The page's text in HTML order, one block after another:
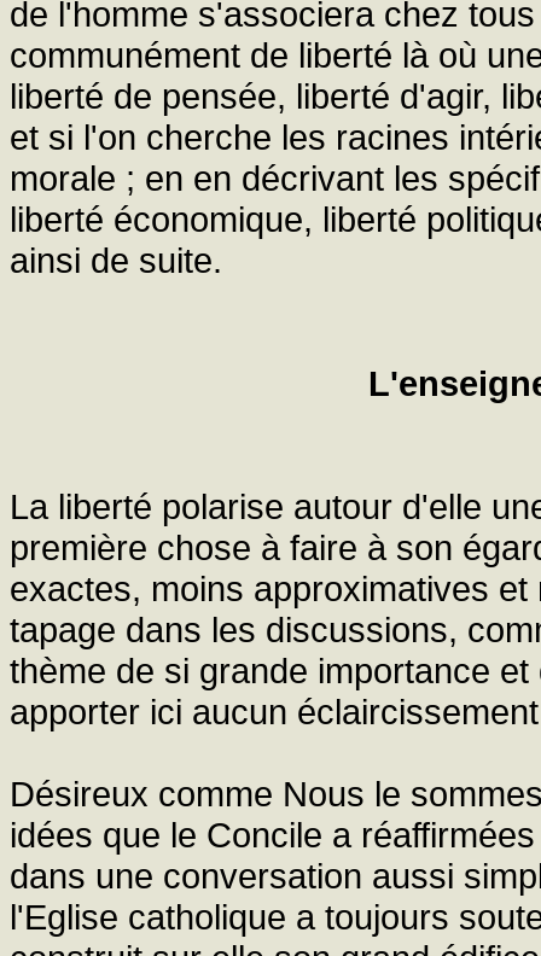
de l'homme s'associera chez
communément de liberté là où
liberté de pensée, liberté d'agir,
et si l'on cherche les racines
morale ; en en décrivant les
liberté économique, liberté
ainsi de suite.
La liberté polarise autour d'elle
première chose à faire à son
exactes, moins approximatives
tapage dans les discussions,
thème de si grande importance
apporter ici aucun
Désireux comme Nous le
idées que le Concile a
dans une conversation aussi
l'Eglise catholique a toujours